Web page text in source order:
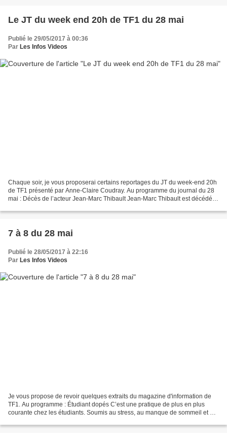
Le JT du week end 20h de TF1 du 28 mai
Publié le 29/05/2017 à 00:36
Par Les Infos Videos
Chaque soir, je vous proposerai certains reportages du JT du week-end 20h
de TF1 présenté par Anne-Claire Coudray. Au programme du journal du 28
mai : Décès de l’acteur Jean-Marc Thibault Jean-Marc Thibault est décédé
7 à 8 du 28 mai
Publié le 28/05/2017 à 22:16
Par Les Infos Videos
Je vous propose de revoir quelques extraits du magazine d'information de
TF1. Au programme : Étudiant dopés C’est une pratique de plus en plus
courante chez les étudiants. Soumis au stress, au manque de sommeil et à